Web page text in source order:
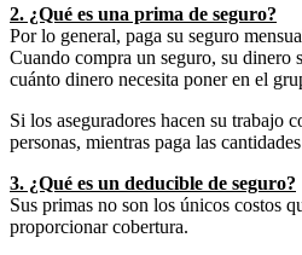
2. ¿Qué es una prima de seguro?
Por lo general, paga su seguro
Cuando compra un seguro, su dinero
cuánto dinero necesita poner en el
Si los aseguradores hacen su trabajo
personas, mientras paga las
3. ¿Qué es un deducible de seguro?
Sus primas no son los únicos costos
proporcionar cobertura.